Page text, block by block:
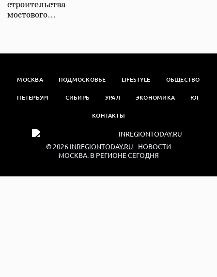
строительства
мостового…
МОСКВА ПОДМОСКОВЬЕ LIFESTYLE ОБЩЕСТВО
ПЕТЕРБУРГ СИБИРЬ УРАЛ ЭКОНОМИКА ЮГ
КОНТАКТЫ
© 2026 INREGIONTODAY.RU - НОВОСТИ
МОСКВА. В РЕГИОНЕ СЕГОДНЯ